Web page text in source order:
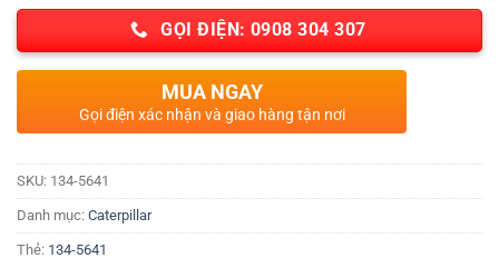
GỌI ĐIỆN: 0908 304 307
MUA NGAY
Gọi điện xác nhận và giao hàng tận nơi
SKU: 134-5641
Danh mục: Caterpillar
Thẻ: 134-5641